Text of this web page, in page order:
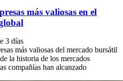
más valiosas en el
3 días
más valiosas del mercado bursátil
la historia de los mercados
compañías han alcanzado